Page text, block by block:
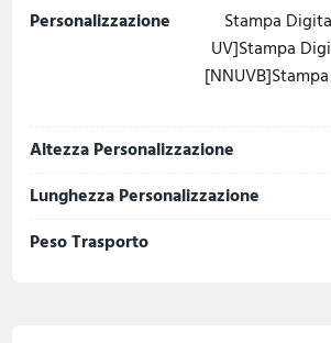
Personalizzazione
Stampa
UV]Stampa
Altezza Personalizzazione
Lunghezza Personalizzazione
Peso Trasporto